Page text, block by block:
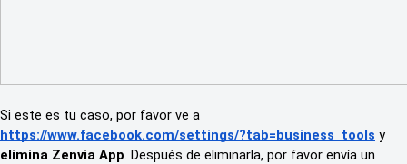
Si este es tu caso, por favor ve a
https://www.facebook.com/settings/?tab=business_tools y
elimina Zenvia App. Después de eliminarla, por favor envía un